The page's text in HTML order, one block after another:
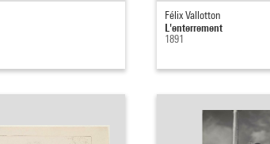
Félix Vallotton
L'enterrement
1891